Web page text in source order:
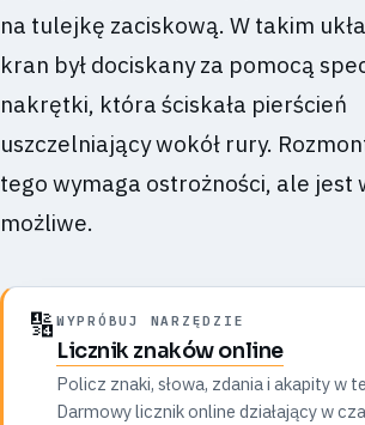
na tulejkę zaciskową. W takim
kran był dociskany za pomocą
nakrętki, która ściskała pierścień
uszczelniający wokół rury.
tego wymaga ostrożności, ale jest
możliwe.
🔢 WYPRÓBUJ NARZĘDZIE
Licznik znaków online
Policz znaki, słowa, zdania i akapity w
Darmowy licznik online działający w